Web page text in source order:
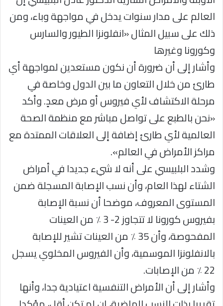
العالم على مدار سنوات يدخل في مواجهة وباء، ومن
ذلك على سبيل المثال «انفلونزا الطيور والسارس
وكورونا وغيرها
وأشار إلى أن ضرورة أن نكون مستعدين لمواجهة أي
طارئ من خلال التعاون ما بين الدول وخاصة في
مرحلة الاكتشاف لأي فيروس أو مرض معدٍ. وأكد
«نحن بالطبع على تواصل مباشر مع منظمة الصحة
العالمية لأي طارئ إضافة إلى العلاقات الممتدة مع
مراكز الأمراض في العالم».
وشدد البلبيسي على أنه لا شيء جديدا في أمراض
الشتاء لهذا العام، وأن نسب الإصابة المسجلة ضمن
المستوى المعروف، موضحا أن نسبة الإصابة
بفيروس كورونا لا تتجاوز 2- 3 ٪ من العينات
المفحوصة، وأن 35 ٪ من العينات تشير للإصابة
بالانفلونزا الموسمية، وأن الفيروس المخلوي يسجل
22 ٪ من الإصابات.
وأشار إلى أن الأمراض التنفسية اعتيادية جدا، وأنها